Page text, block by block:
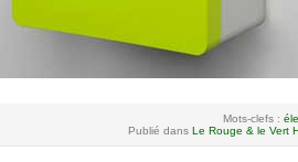
Mots-clefs :
Publié dans Le Rouge & le Vert